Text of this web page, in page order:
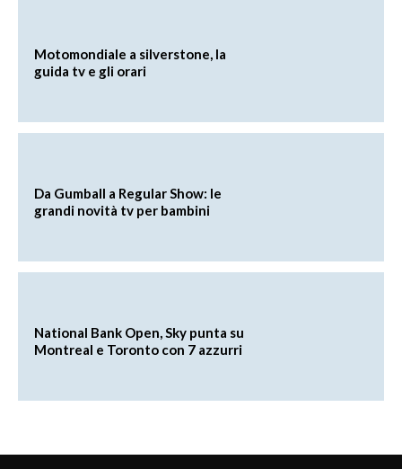
Motomondiale a silverstone, la
guida tv e gli orari
Da Gumball a Regular Show: le
grandi novità tv per bambini
National Bank Open, Sky punta su
Montreal e Toronto con 7 azzurri